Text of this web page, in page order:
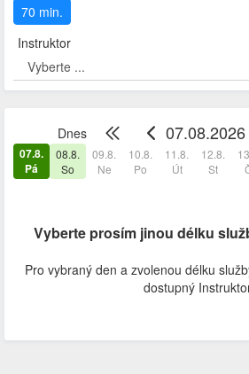
70 min.
Instruktor
Dnes 07.08.2026
07.8.
Pá
08.8.
So
09.8.
Ne
10.8.
Po
11.8.
Út
12.8.
St
Vyberte prosím jinou délku
Pro vybraný den a zvolenou délku
dostupný